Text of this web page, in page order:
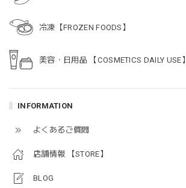
冷凍【FROZEN FOODS】
美容・日用品 【COSMETICS DAILY USE】
INFORMATION
よくあるご質問
店舗情報 【STORE】
BLOG